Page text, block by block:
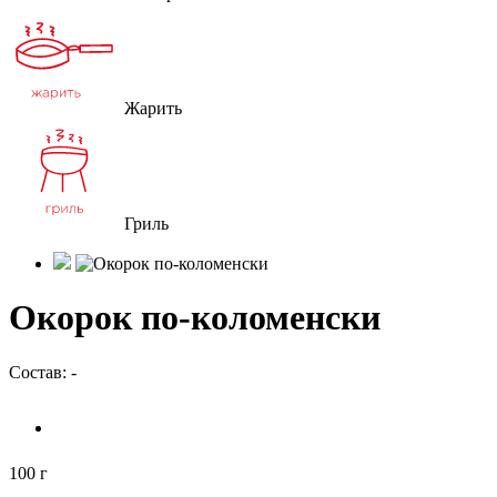
Жарить
Гриль
Окорок по-коломенски
Состав: -
100 г